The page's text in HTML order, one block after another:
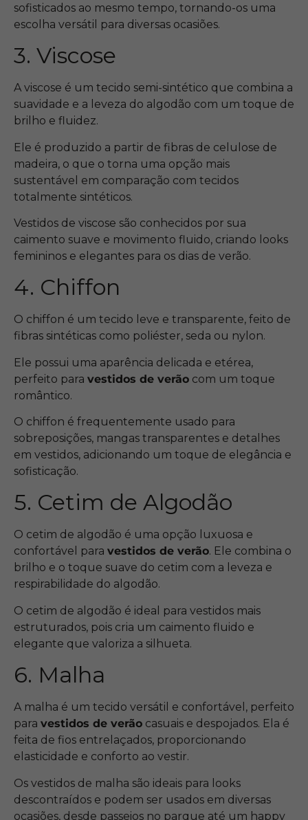
sofisticados ao mesmo tempo, tornando-os uma
escolha versátil para diversas ocasiões.
3. Viscose
A viscose é um tecido semi-sintético que combina a
suavidade e a leveza do algodão com um toque de
brilho e fluidez.
Ele é produzido a partir de fibras de celulose de
madeira, o que o torna uma opção mais
sustentável em comparação com tecidos
totalmente sintéticos.
Vestidos de viscose são conhecidos por sua
caimento suave e movimento fluido, criando looks
femininos e elegantes para os dias de verão.
4. Chiffon
O chiffon é um tecido leve e transparente, feito de
fibras sintéticas como poliéster, seda ou nylon.
Ele possui uma aparência delicada e etérea,
perfeito para vestidos de verão com um toque
romântico.
O chiffon é frequentemente usado para
sobreposições, mangas transparentes e detalhes
em vestidos, adicionando um toque de elegância e
sofisticação.
5. Cetim de Algodão
O cetim de algodão é uma opção luxuosa e
confortável para vestidos de verão. Ele combina o
brilho e o toque suave do cetim com a leveza e
respirabilidade do algodão.
O cetim de algodão é ideal para vestidos mais
estruturados, pois cria um caimento fluido e
elegante que valoriza a silhueta.
6. Malha
A malha é um tecido versátil e confortável, perfeito
para vestidos de verão casuais e despojados. Ela é
feita de fios entrelaçados, proporcionando
elasticidade e conforto ao vestir.
Os vestidos de malha são ideais para looks
descontraídos e podem ser usados em diversas
ocasiões, desde passeios no parque até um happy